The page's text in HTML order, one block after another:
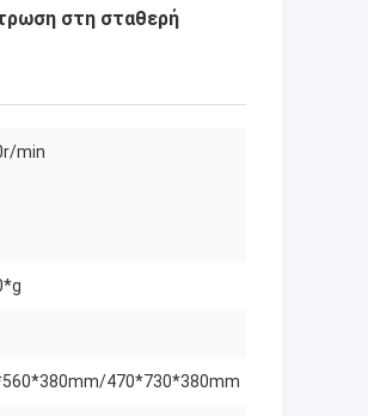
στη σταθερή
min
470*730*380mm